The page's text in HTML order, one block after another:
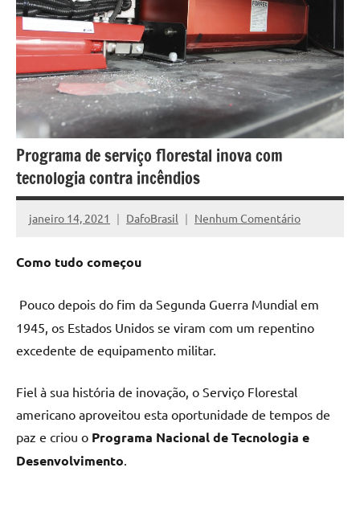
Programa de serviço florestal inova com
tecnologia contra incêndios
janeiro 14, 2021 DafoBrasil Nenhum Comentário
Como tudo começou
Pouco depois do fim da Segunda Guerra Mundial em
1945, os Estados Unidos se viram com um repentino
excedente de equipamento militar.
Fiel à sua história de inovação, o Serviço Florestal
americano aproveitou esta oportunidade de tempos de
paz e criou o Programa Nacional de Tecnologia e
Desenvolvimento